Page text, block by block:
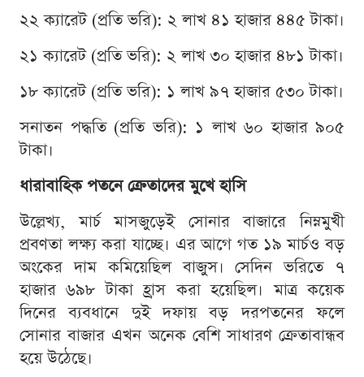
২২ ক্যারেট (প্রতি ভরি): ২ লাখ ৪১ হাজার ৪৪৫ টাকা।
২১ ক্যারেট (প্রতি ভরি): ২ লাখ ৩০ হাজার ৪৮১ টাকা।
১৮ ক্যারেট (প্রতি ভরি): ১ লাখ ৯৭ হাজার ৫৩০ টাকা।
সনাতন পদ্ধতি (প্রতি ভরি): ১ লাখ ৬০ হাজার ৯০৫
টাকা।
ধারাবাহিক পতনে ক্রেতাদের মুখে হাসি
উল্লেখ্য, মার্চ মাসজুড়েই সোনার বাজারে নিম্নমুখী
প্রবণতা লক্ষ্য করা যাচ্ছে। এর আগে গত ১৯ মার্চও বড়
অংকের দাম কমিয়েছিল বাজুস। সেদিন ভরিতে ৭
হাজার ৬৯৮ টাকা হ্রাস করা হয়েছিল। মাত্র কয়েক
দিনের ব্যবধানে দুই দফায় বড় দরপতনের ফলে
সোনার বাজার এখন অনেক বেশি সাধারণ ক্রেতাবান্ধব
হয়ে উঠেছে।